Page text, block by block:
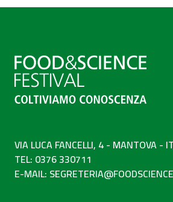
VIA LUCA FANCELLI, 4 - MANTOVA -
TEL: 0376 330711
E-MAIL: